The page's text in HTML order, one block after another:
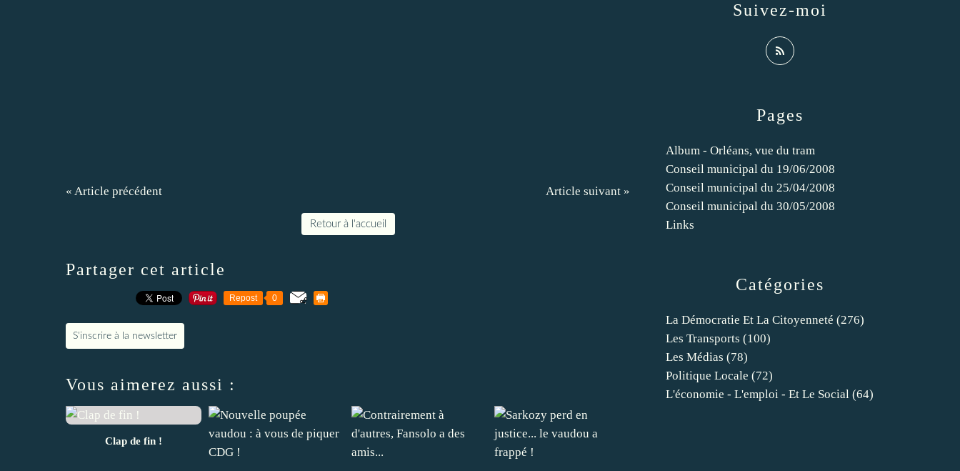
« Article précédent Article suivant »
Retour à l'accueil
Partager cet article
Repost 0
S'inscrire à la newsletter
Vous aimerez aussi :
Clap de fin !
Catégories
La Démocratie Et La Citoyenneté (276)
Les Transports (100)
Les Médias (78)
Politique Locale (72)
L'économie - L'emploi - Et Le Social (64)
Pages
Album - Orléans, vue du tram
Conseil municipal du 19/06/2008
Conseil municipal du 25/04/2008
Conseil municipal du 30/05/2008
Links
Suivez-moi